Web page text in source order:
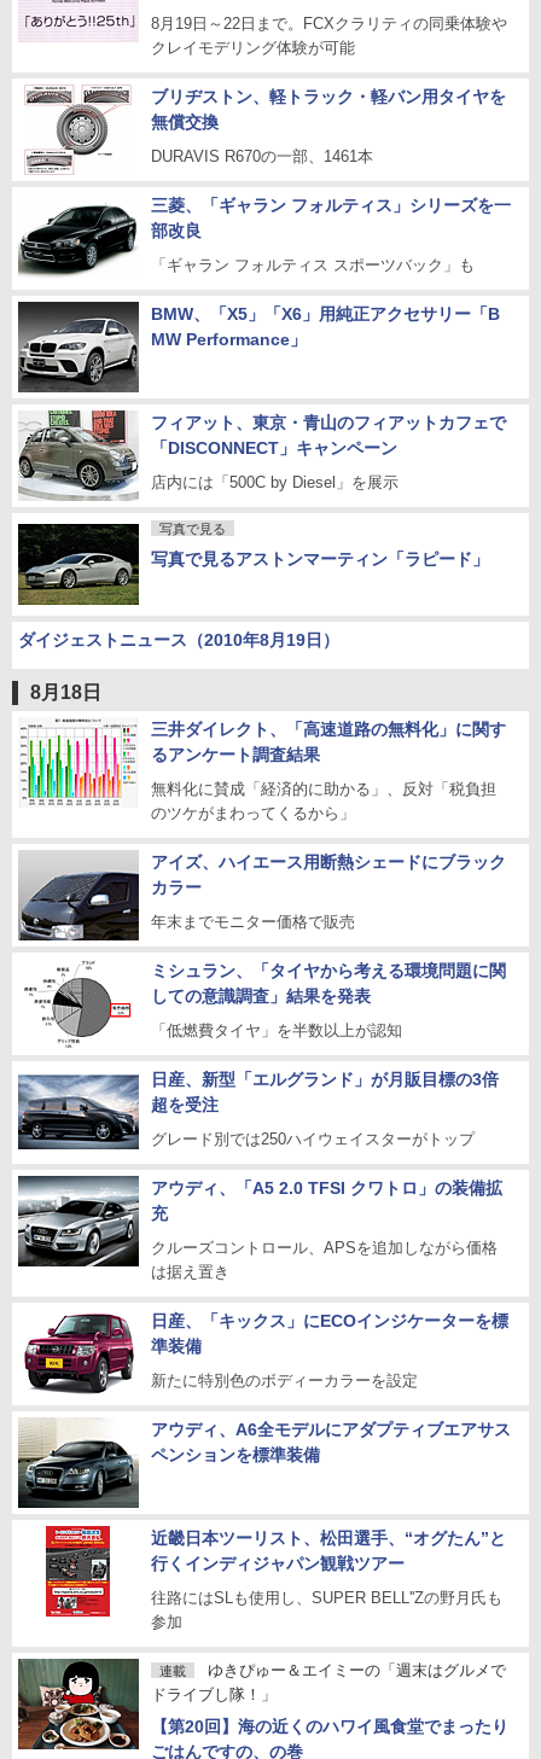
8月19日～22日まで。FCXクラリティの同乗体験や
クレイモデリング体験が可能
ブリヂストン、軽トラック・軽バン用タイヤを
無償交換
DURAVIS R670の一部、1461本
三菱、「ギャラン フォルティス」シリーズを一
部改良
「ギャラン フォルティス スポーツバック」も
BMW、「X5」「X6」用純正アクセサリー「B
MW Performance」
フィアット、東京・青山のフィアットカフェで
「DISCONNECT」キャンペーン
店内には「500C by Diesel」を展示
写真で見る
写真で見るアストンマーティン「ラピード」
ダイジェストニュース（2010年8月19日）
8月18日
三井ダイレクト、「高速道路の無料化」に関す
るアンケート調査結果
無料化に賛成「経済的に助かる」、反対「税負担
のツケがまわってくるから」
アイズ、ハイエース用断熱シェードにブラック
カラー
年末までモニター価格で販売
ミシュラン、「タイヤから考える環境問題に関
しての意識調査」結果を発表
「低燃費タイヤ」を半数以上が認知
日産、新型「エルグランド」が月販目標の3倍
超を受注
グレード別では250ハイウェイスターがトップ
アウディ、「A5 2.0 TFSI クワトロ」の装備拡
充
クルーズコントロール、APSを追加しながら価格
は据え置き
日産、「キックス」にECOインジケーターを標
準装備
新たに特別色のボディーカラーを設定
アウディ、A6全モデルにアダプティブエアサス
ペンションを標準装備
近畿日本ツーリスト、松田選手、“オグたん”と
行くインディジャパン観戦ツアー
往路にはSLも使用し、SUPER BELL''Zの野月氏も
参加
連載
ゆきぴゅー＆エイミーの「週末はグルメで
ドライブし隊！」
【第20回】海の近くのハワイ風食堂でまったり
ごはんですの、の巻